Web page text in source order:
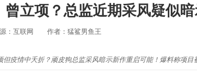
曾立项？总监近期采风疑似
：互联网 作者：猛鲨男鱼王
但疫情中夭折？顽皮狗总监采风暗示新作重启可能！爆料称项目